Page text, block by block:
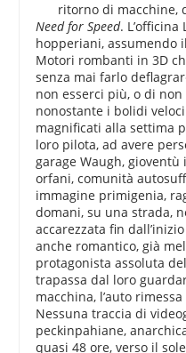
ritorno di macchine,
Need for Speed.
hopperiani, assumendo
Motori rombanti in 3D
senza mai farlo
non esserci più, o di
nonostante i bolidi
magnificati alla settima
loro pilota, ad avere
garage Waugh,
orfani, comunità
immagine primigenia,
domani, su una strada,
accarezzata fin
anche romantico, già
protagonista assoluta
trapassa dal loro
macchina, l’auto
Nessuna traccia di
peckinpahiane,
quasi 48 ore, verso il